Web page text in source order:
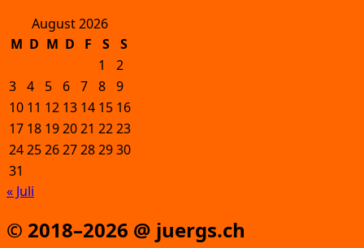
August 2026
M D M D F S
S
1
2
3 4 5 6 7 8 9
10 11 12 13 14 15 16
17 18 192021 2223
24252627282930
31
« Juli
© 2018–2026 @ juergs.ch